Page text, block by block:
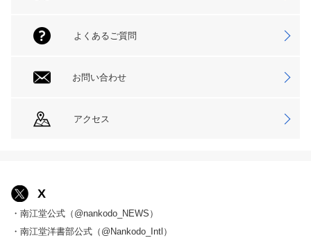
よくあるご質問
お問い合わせ
アクセス
X
・南江堂公式（@nankodo_NEWS）
・南江堂洋書部公式（@Nankodo_Intl）